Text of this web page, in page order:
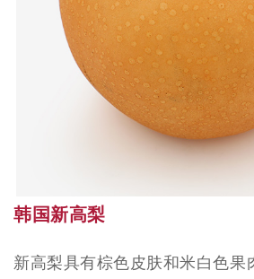
韩国新高梨
新高梨具有棕色皮肤和米白色果